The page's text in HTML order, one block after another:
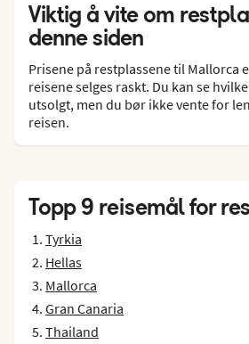
Viktig å vite om
denne siden
Prisene på restplassene til Mallorca
reisene selges raskt. Du kan se
utsolgt, men du bør ikke vente for
reisen.
Topp 9 reisemål for
Tyrkia
Hellas
Mallorca
Gran Canaria
Thailand